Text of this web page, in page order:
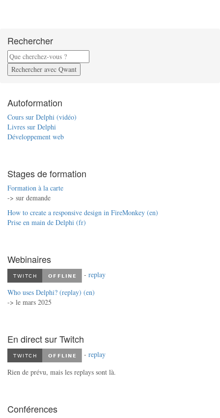
Rechercher
Rechercher avec Qwant
Autoformation
Cours sur Delphi (vidéo)
Livres sur Delphi
Développement web
Stages de formation
Formation à la carte
-> sur demande
How to create a responsive design in FireMonkey (en)
Prise en main de Delphi (fr)
Webinaires
-replay
Who uses Delphi? (replay) (en)
-> le mars 2025
En direct sur Twitch
-replay
Rien de prévu, mais les replays sont là.
Conférences